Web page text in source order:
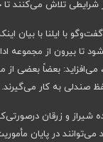
تلاش می‌کنند تا
با ایلنا با بیان
تا بیرون از مجموعه
بعضاً بعضی از
صندلی به کار می‌گیرند.
شیراز و زرقان
می‌توانند در پایان